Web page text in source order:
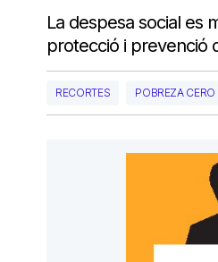
La despesa social es
protecció i prevenció
RECORTES POBREZA CERO